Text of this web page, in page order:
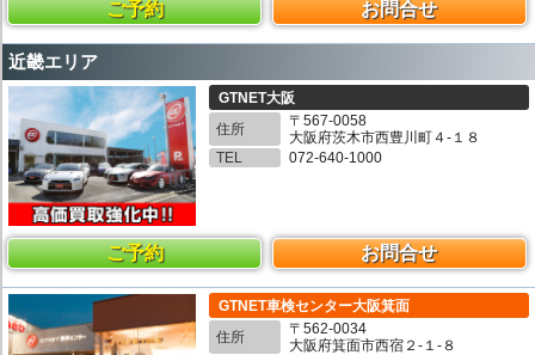
ご予約 お問合せ
近畿エリア
GTNET大阪
住所
〒567-0058
大阪府茨木市西豊川町４-１８
TEL
072-640-1000
ご予約 お問合せ
GTNET車検センター大阪箕面
住所
〒562-0034
大阪府箕面市西宿２-１-８